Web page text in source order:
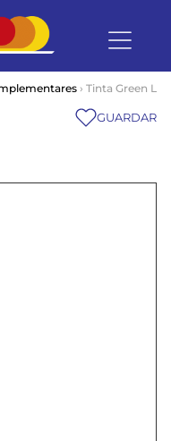
› Tinta Green
GUARDAR